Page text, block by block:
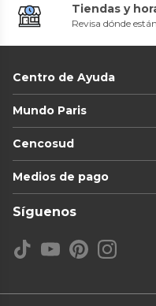
Tiendas y
Revisa dónde
Centro de Ayuda
Mundo Paris
Cencosud
Medios de pago
Síguenos